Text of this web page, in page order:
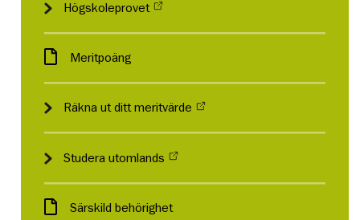
Högskoleprovet
Meritpoäng
Räkna ut ditt meritvärde
Studera utomlands
Särskild behörighet